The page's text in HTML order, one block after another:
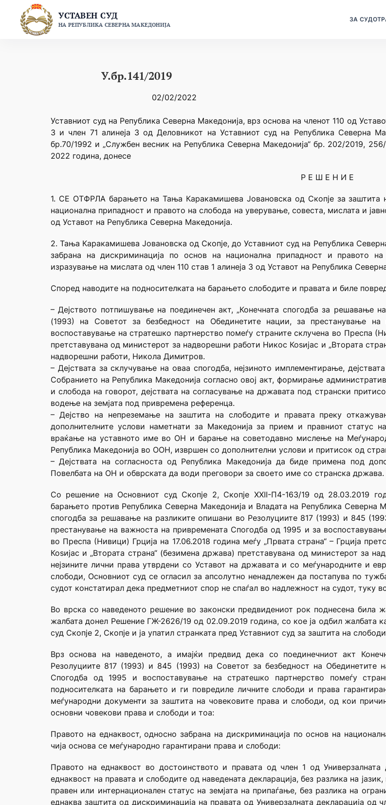
content
УСТАВЕН СУД
НА РЕПУБЛИКА СЕВЕРНА МАКЕДОНИЈА
ЗА СУДОТ
У.бр.141/2019
02/02/2022
Уставниот суд на Република Северна Македонија, врз основа на членот 110 од
3 и член 71 алинеја 3 од Деловникот на Уставниот суд на Република Северна
бр.70/1992 и „Службен весник на Република Северна Македонија“ бр. 202/2019,
2022 година, донесе
Р Е Ш Е Н И Е
1. СЕ ОТФРЛА барањето на Тања Каракамишева Јовановска од Скопје за заштита
национална припадност и правото на слобода на уверување, совеста, мислата и
од Уставот на Република Северна Македонија.
2. Тања Каракамишева Јовановска од Скопје, до Уставниот суд на Република
забрана на дискриминација по основ на национална припадност и правото
изразување на мислата од член 110 став 1 алинеја 3 од Уставот на Република
Според наводите на подносителката на барањето слободите и правата и биле
– Дејството потпишување на поединечен акт, „Конечната спогодба за решавање
(1993) на Советот за безбедност на Обединетите нации, за престанување
воспоставување на стратешко партнерство помеѓу страните склучена во Преспа
претставувана од министерот за надворешни работи Никос Коsијас и „Втората
надворешни работи, Никола Димитров.
– Дејствата за склучување на оваа спогодба, нејзиното имплементирање,
Собранието на Република Македонија согласно овој акт, формирање
и слобода на говорот, дејствата на согласување на државата под странски
водење на земјата под привремена референца.
– Дејство на непреземање на заштита на слободите и правата преку
дополнителните услови наметнати за Македонија за прием и правниот статус
враќање на уставното име во ОН и барање на советодавно мислење на
Република Македонија во ООН, извршен со дополнителни услови и притисок од
– Дејствата на согласноста од Република Македонија да биде примена под
Повелбата на ОН и обврската да води преговори за своето име со странска држава.
Со решение на Основниот суд Скопје 2, Скопје XXII-П4-163/19 од 28.03.2019
барањето против Република Северна Македонија и Владата на Република Северна
спогодба за решавање на разликите опишани во Резолуциите 817 (1993) и 845
престанување на важноста на привремената Спогодба од 1995 и за
во Преспа (Нивици) Грција на 17.06.2018 година меѓу „Првата страна“ – Грција
Коsијас и „Втората страна“ (безимена држава) претставувана од министерот за
нејзините лични права утврдени со Уставот на државата и со меѓународните и
слободи, Основниот суд се огласил за апсолутно ненадлежен да постапува по
судот констатирал дека предметниот спор не спаѓал во надлежност на судот, туку
Во врска со наведеното решение во законски предвидениот рок поднесена била
жалбата донел Решение ГЖ-2626/19 од 02.09.2019 година, со кое ја одбил жалбата
суд Скопје 2, Скопје и ја упатил странката пред Уставниот суд за заштита на
Врз основа на наведеното, а имајќи предвид дека со поединечниот акт
Резолуциите 817 (1993) и 845 (1993) на Советот за безбедност на Обединетите
Спогодба од 1995 и воспоставување на стратешко партнерство помеѓу
подносителката на барањето и ги повредиле личните слободи и права
меѓународни документи за заштита на човековите права и слободи, од кои
основни човекови права и слободи и тоа:
Правото на еднаквост, односно забрана на дискриминација по основ на
чија основа се меѓународно гарантирани права и слободи:
Правото на еднаквост во достоинството и правата од член 1 од
еднаквост на правата и слободите од наведената декларација, без разлика на
правен или интернационален статус на земјата на припаѓање, без разлика на
еднаква заштита од дискриминација на правата од Универзалната декларација